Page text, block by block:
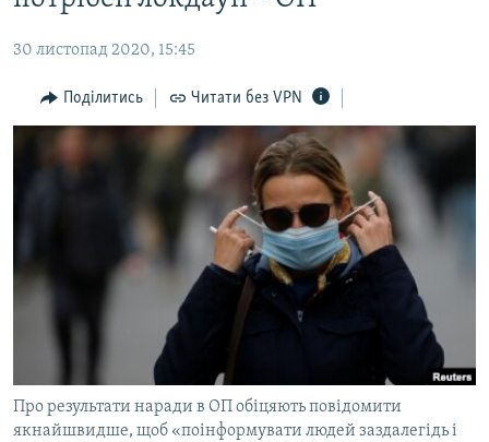
до
основної
Перейти
до
пошуку
БЛОГИ
ПОГЛЯД
ІНТЕРВ'Ю
ВСЕ ЗА ДЕНЬ
СПЕЦПРОЕКТИ
СВІДЧЕННЯ ОКУПАЦІЇ
УКРАЇНСЬКА ПРОБЛЕМА КРИМУ
ІНФОГРАФІКА
ЯК ОБІЙТИ БЛОКУВАННЯ
Русский
ДОЛУЧАЙСЯ!
30 листопад 2020, 15:45
Поділитись Читати без VPN
Про результати наради в ОП обіцяють повідомити
якнайшвидше, щоб «поінформувати людей заздалегідь і